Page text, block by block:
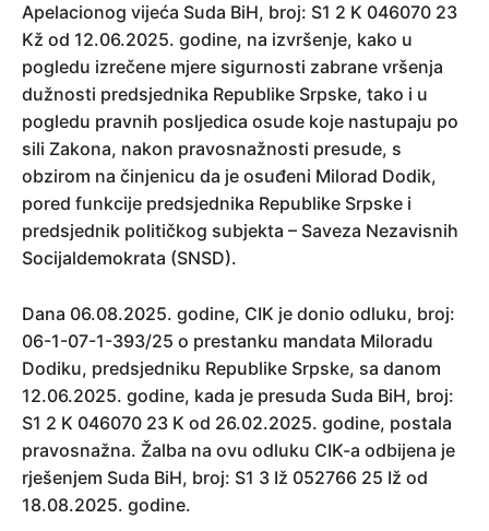
Apelacionog vijeća Suda BiH, broj: S1 2 K 046070 23
Kž od 12.06.2025. godine, na izvršenje, kako u
pogledu izrečene mjere sigurnosti zabrane vršenja
dužnosti predsjednika Republike Srpske, tako i u
pogledu pravnih posljedica osude koje nastupaju po
sili Zakona, nakon pravosnažnosti presude, s
obzirom na činjenicu da je osuđeni Milorad Dodik,
pored funkcije predsjednika Republike Srpske i
predsjednik političkog subjekta – Saveza Nezavisnih
Socijaldemokrata (SNSD).
Dana 06.08.2025. godine, CIK je donio odluku, broj:
06-1-07-1-393/25 o prestanku mandata Miloradu
Dodiku, predsjedniku Republike Srpske, sa danom
12.06.2025. godine, kada je presuda Suda BiH, broj:
S1 2 K 046070 23 K od 26.02.2025. godine, postala
pravosnažna. Žalba na ovu odluku CIK-a odbijena je
rješenjem Suda BiH, broj: S1 3 Iž 052766 25 Iž od
18.08.2025. godine.